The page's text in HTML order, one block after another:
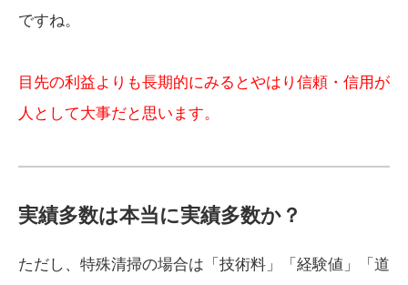
ですね。
目先の利益よりも長期的にみるとやはり信頼・信用が
人として大事だと思います。
実績多数は本当に実績多数か？
ただし、特殊清掃の場合は「技術料」「経験値」「道